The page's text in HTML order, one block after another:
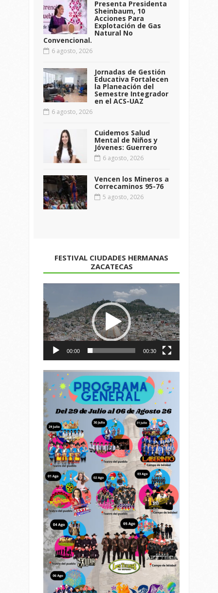
Presenta Presidenta
Sheinbaum, 10
Acciones Para
Explotación de Gas
Natural No
Convencional.
6 agosto, 2026
Jornadas de Gestión
Educativa Fortalecen
la Planeación del
Semestre Integrador
en el ACS-UAZ
6 agosto, 2026
Cuidemos Salud
Mental de Niños y
Jóvenes: Guerrero
6 agosto, 2026
Vencen los Mineros a
Correcaminos 95-76
5 agosto, 2026
FESTIVAL CIUDADES HERMANAS
ZACATECAS
de
vídeo
00:00 00:30